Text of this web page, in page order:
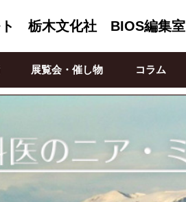
ト 栃木文化社 BIOS編集室
展覧会・催し物 コラム